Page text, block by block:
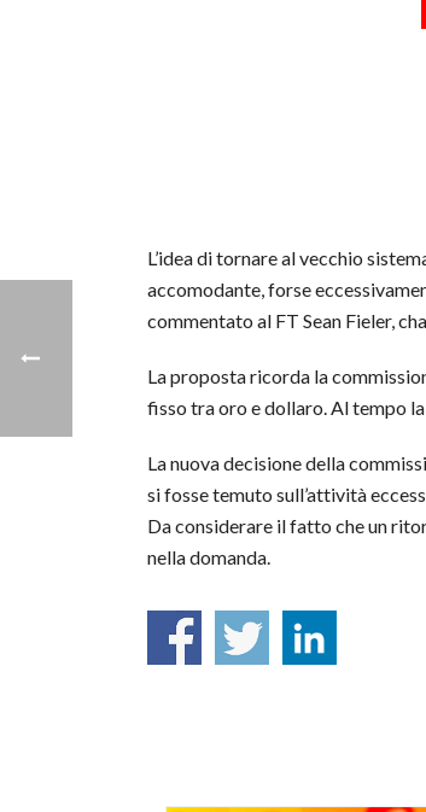
L’idea di tornare al vecchio
accomodante, forse
commentato al FT Sean Fieler,
La proposta ricorda la
fisso tra oro e dollaro. Al tempo
La nuova decisione della
si fosse temuto sull’attività
Da considerare il fatto che un
nella domanda.